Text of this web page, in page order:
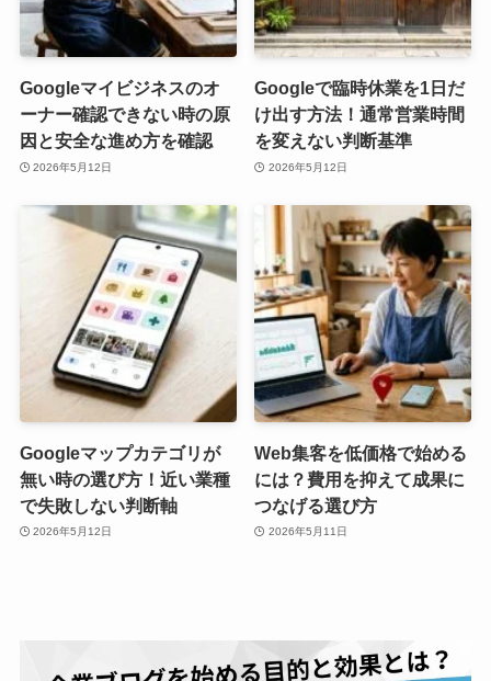
Googleマイビジネスのオ
ーナー確認できない時の原
因と安全な進め方を確認
2026年5月12日
Googleで臨時休業を1日だ
け出す方法！通常営業時間
を変えない判断基準
2026年5月12日
Googleマップカテゴリが
無い時の選び方！近い業種
で失敗しない判断軸
2026年5月12日
Web集客を低価格で始める
には？費用を抑えて成果に
つなげる選び方
2026年5月11日